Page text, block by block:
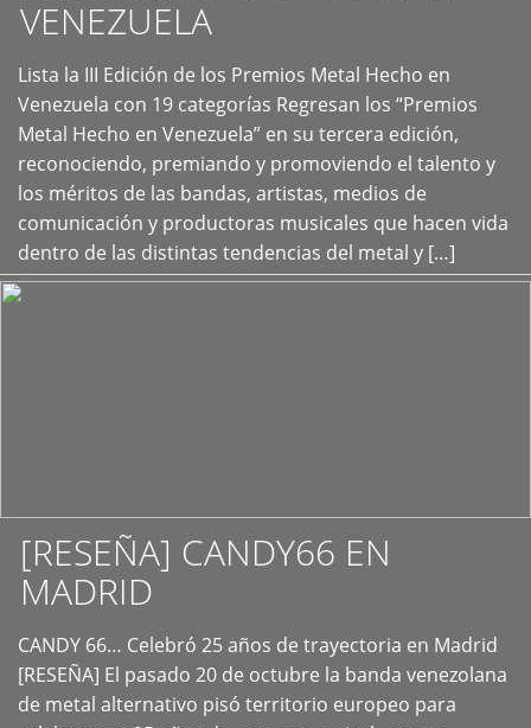
VENEZUELA
Lista la III Edición de los Premios Metal Hecho en
Venezuela con 19 categorías Regresan los “Premios
Metal Hecho en Venezuela” en su tercera edición,
reconociendo, premiando y promoviendo el talento y
los méritos de las bandas, artistas, medios de
comunicación y productoras musicales que hacen vida
dentro de las distintas tendencias del metal y […]
+
[RESEÑA] CANDY66 EN
MADRID
CANDY 66… Celebró 25 años de trayectoria en Madrid
[RESEÑA] El pasado 20 de octubre la banda venezolana
de metal alternativo pisó territorio europeo para